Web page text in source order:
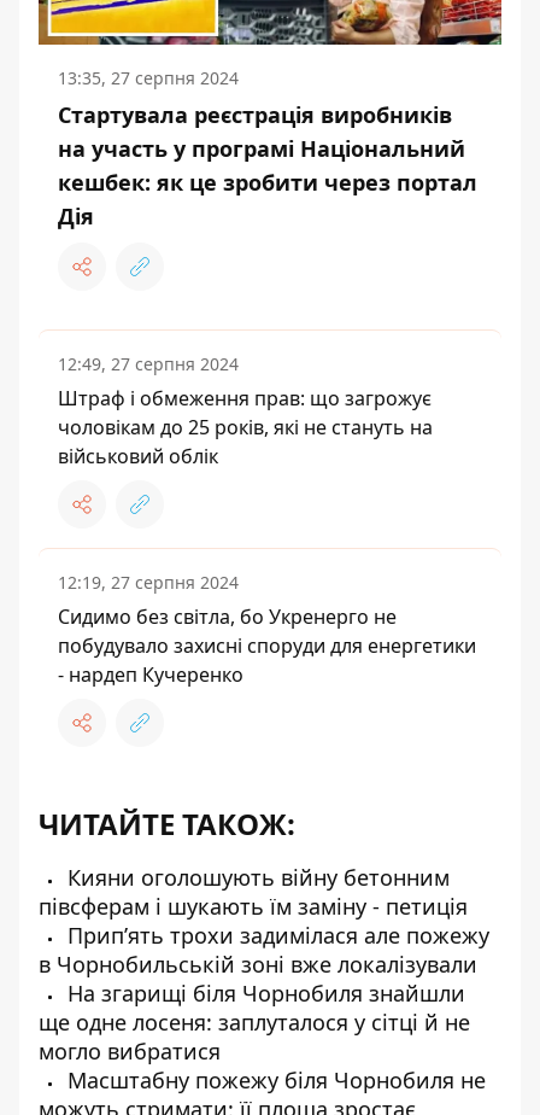
13:35, 27 серпня 2024
Стартувала реєстрація виробників
на участь у програмі Національний
кешбек: як це зробити через портал
Дія
12:49, 27 серпня 2024
Штраф і обмеження прав: що загрожує
чоловікам до 25 років, які не стануть на
військовий облік
12:19, 27 серпня 2024
Сидимо без світла, бо Укренерго не
побудувало захисні споруди для енергетики
- нардеп Кучеренко
ЧИТАЙТЕ ТАКОЖ:
Кияни оголошують війну бетонним
півсферам і шукають їм заміну - петиція
Прип’ять трохи задимілася але пожежу
в Чорнобильській зоні вже локалізували
На згарищі біля Чорнобиля знайшли
ще одне лосеня: заплуталося у сітці й не
могло вибратися
Масштабну пожежу біля Чорнобиля не
можуть стримати: її площа зростає